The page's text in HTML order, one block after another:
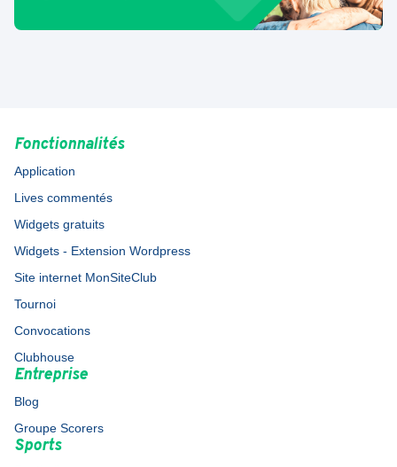
Fonctionnalités
Application
Lives commentés
Widgets gratuits
Widgets - Extension Wordpress
Site internet MonSiteClub
Tournoi
Convocations
Clubhouse
Entreprise
Blog
Groupe Scorers
Sports